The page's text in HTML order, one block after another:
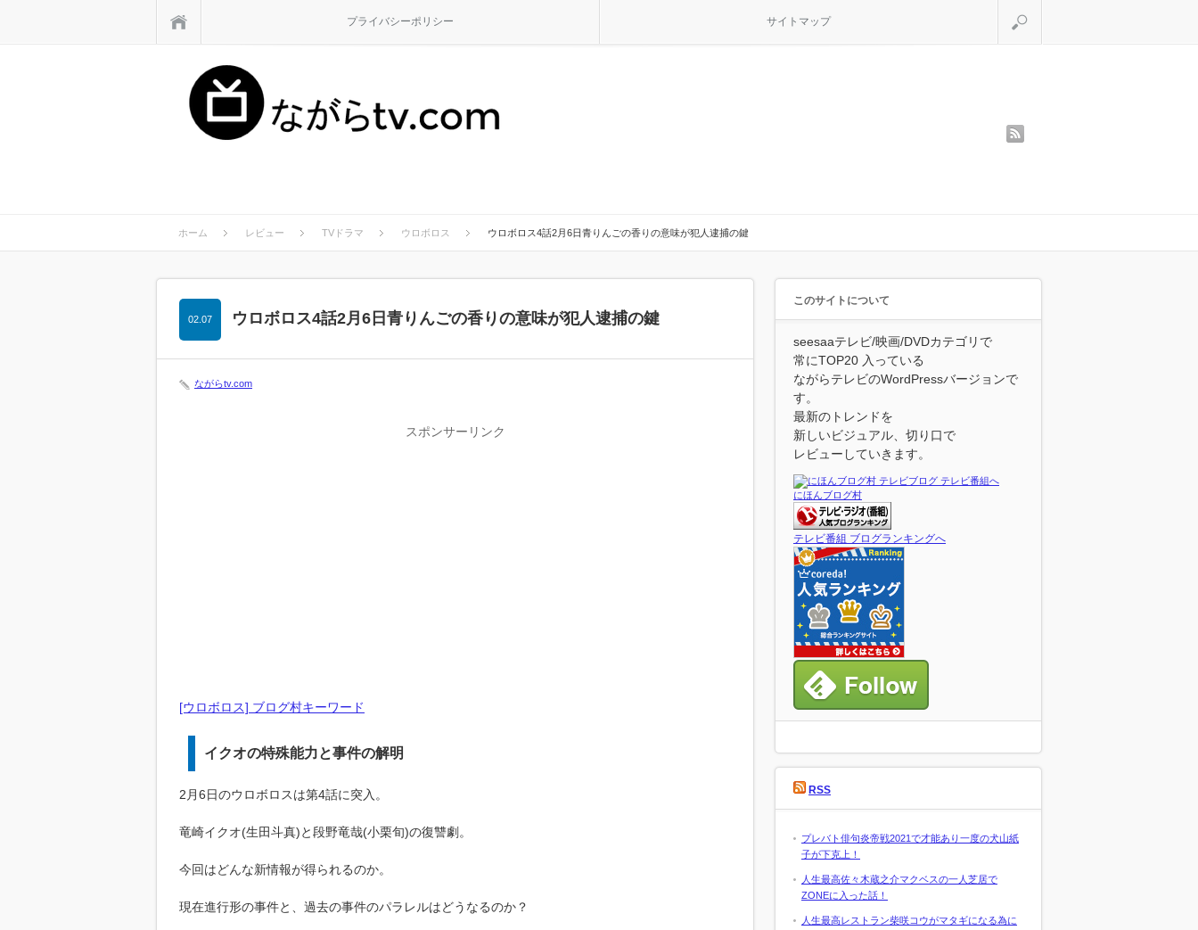
プライバシーポリシー サイトマップ
ホーム レビュー TVドラマ ウロボロス ウロボロス4話2月6日青りんごの香りの意味が犯人逮捕の鍵
ウロボロス4話2月6日青りんごの香りの意味が犯人逮捕の鍵
02.07
ながらtv.com
スポンサーリンク
[ウロボロス] ブログ村キーワード
イクオの特殊能力と事件の解明
2月6日のウロボロスは第4話に突入。
竜崎イクオ(生田斗真)と段野竜哉(小栗旬)の復讐劇。
今回はどんな新情報が得られるのか。
現在進行形の事件と、過去の事件のパラレルはどうなるのか？
このサイトについて
seesaaテレビ/映画/DVDカテゴリで
常にTOP20 入っている
ながらテレビのWordPressバージョンで
す。
最新のトレンドを
新しいビジュアル、切り口で
レビューしていきます。
にほんブログ村
テレビ番組 ブログランキングへ
RSS
プレバト俳句炎帝戦2021で才能あり一度の犬山紙
子が下克上！
人生最高佐々木蔵之介マクベスの一人芝居で
ZONEに入った話！
人生最高レストラン柴咲コウがマタギになる為に